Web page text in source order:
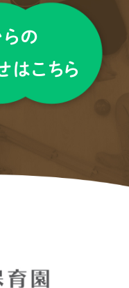
の
はこちら